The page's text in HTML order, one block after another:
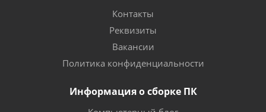
Контакты
Реквизиты
Вакансии
Политика конфиденциальности
Информация о сборке ПК